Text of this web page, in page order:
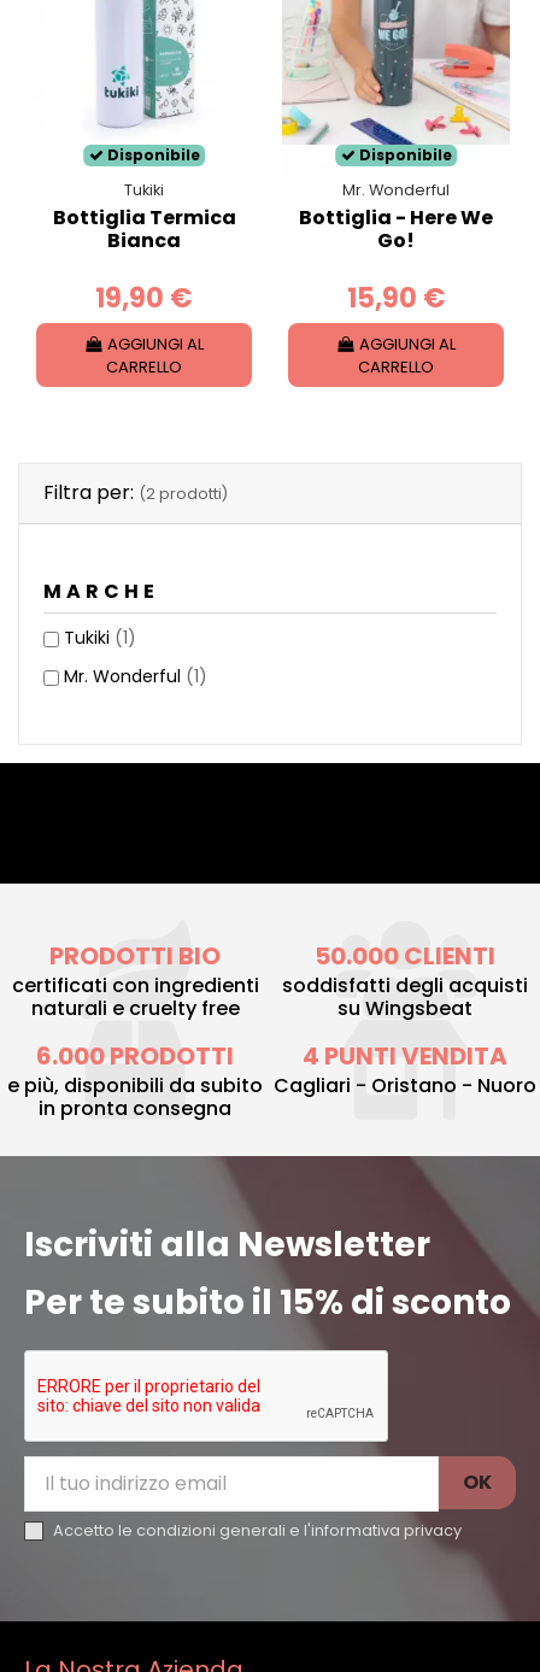
Disponibile
Tukiki
Bottiglia Termica
Bianca
19,90 €
AGGIUNGI AL
CARRELLO
Disponibile
Mr. Wonderful
Bottiglia - Here We
Go!
15,90 €
AGGIUNGI AL
CARRELLO
Filtra per: (2 prodotti)
MARCHE
Tukiki (1)
Mr. Wonderful (1)
PRODOTTI BIO
certificati con ingredienti
naturali e cruelty free
50.000 CLIENTI
soddisfatti degli acquisti
su Wingsbeat
6.000 PRODOTTI
e più, disponibili da subito
in pronta consegna
4 PUNTI VENDITA
Cagliari - Oristano - Nuoro
Iscriviti alla Newsletter
Per te subito il 15% di sconto
Accetto le condizioni generali e l'informativa privacy